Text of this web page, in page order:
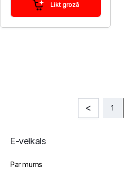
Likt grozā
1
E-veikals
Par mums